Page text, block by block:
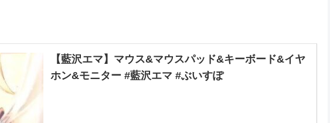
【藍沢エマ】マウス&マウスパッド&キーボード&イヤ
ホン&モニター #藍沢エマ #ぶいすぽ